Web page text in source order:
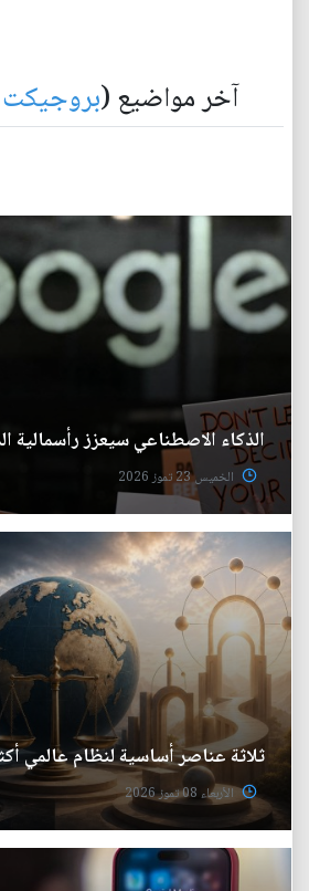
آخر مواضيع (
الذكاء الاصطناعي سيعزز رأسمالية
الخميس 23 تموز 2026
ثلاثة عناصر أساسية لنظام عالمي
الأربعاء 08 تموز 2026